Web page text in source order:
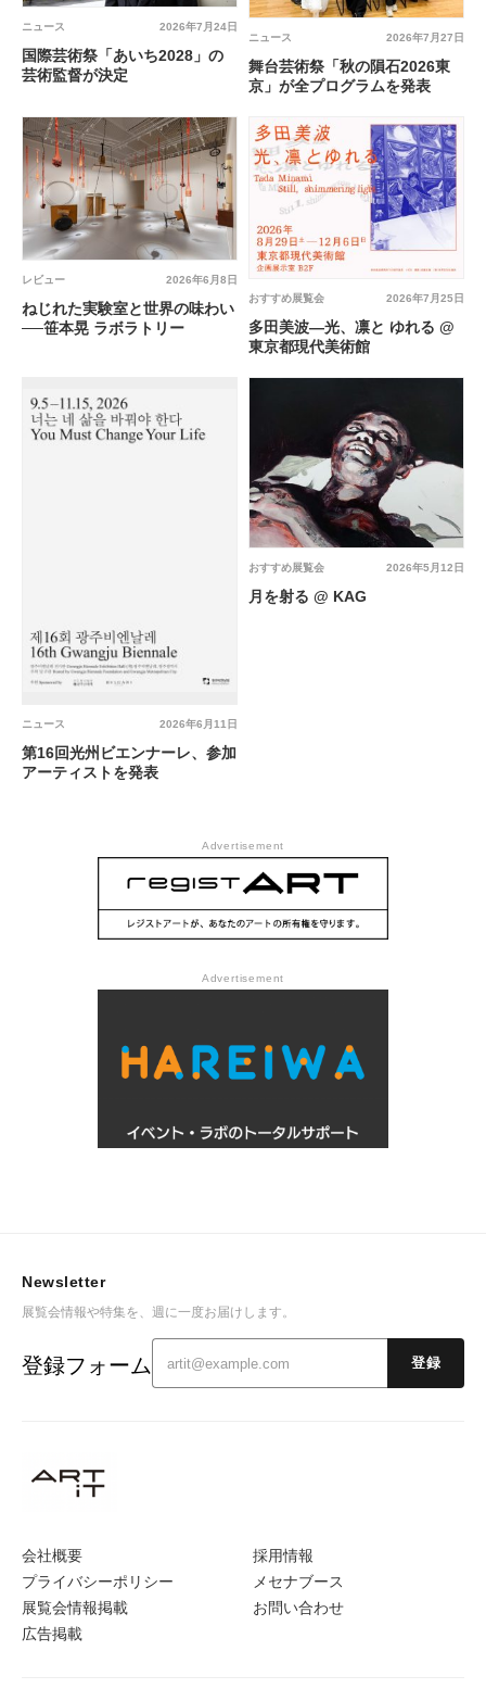
2026年7月24日
ニュース
国際芸術祭「あいち2028」の
芸術監督が決定
2026年7月27日
ニュース
舞台芸術祭「秋の隕石2026東
京」が全プログラムを発表
2026年6月8日
レビュー
ねじれた実験室と世界の味わい
──笹本晃 ラボラトリー
2026年7月25日
おすすめ展覧会
多田美波―光、凛と ゆれる @
東京都現代美術館
2026年6月11日
ニュース
第16回光州ビエンナーレ、参加
アーティストを発表
2026年5月12日
おすすめ展覧会
月を射る @ KAG
Advertisement
Advertisement
会社概要
プライバシーポリシー
展覧会情報掲載
広告掲載
採用情報
メセナブース
お問い合わせ
Newsletter
展覧会情報や特集を、週に一度お届けします。
登録フォーム 登録